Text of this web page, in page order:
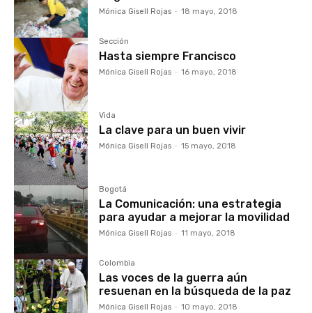
Mónica Gisell Rojas - 18 mayo, 2018
Sección
Hasta siempre Francisco
Mónica Gisell Rojas - 16 mayo, 2018
Vida
La clave para un buen vivir
Mónica Gisell Rojas - 15 mayo, 2018
Bogotá
La Comunicación: una estrategia
para ayudar a mejorar la movilidad
Mónica Gisell Rojas - 11 mayo, 2018
Colombia
Las voces de la guerra aún
resuenan en la búsqueda de la paz
Mónica Gisell Rojas - 10 mayo, 2018